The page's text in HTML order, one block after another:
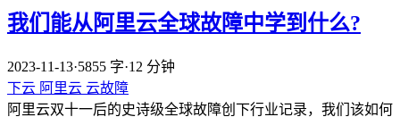
我们能从阿里云全球故障中学到什么?
2023-11-13·5855 字·12 分钟
下云 阿里云 云故障
阿里云双十一后的史诗级全球故障创下行业记录，我们该如何